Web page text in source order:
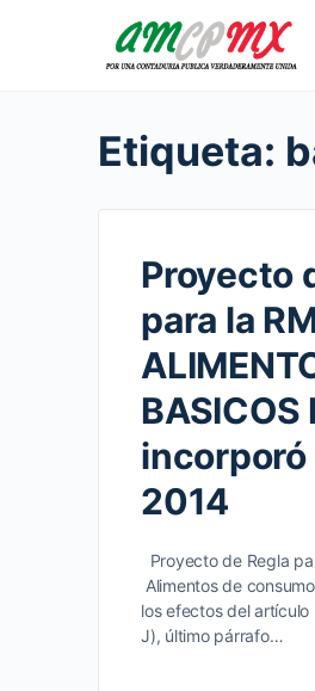
Etiqueta:
Proyecto
para la
BASICOS
incorporó
2014
Proyecto de Regla
Alimentos de
los efectos del
J), último párrafo…